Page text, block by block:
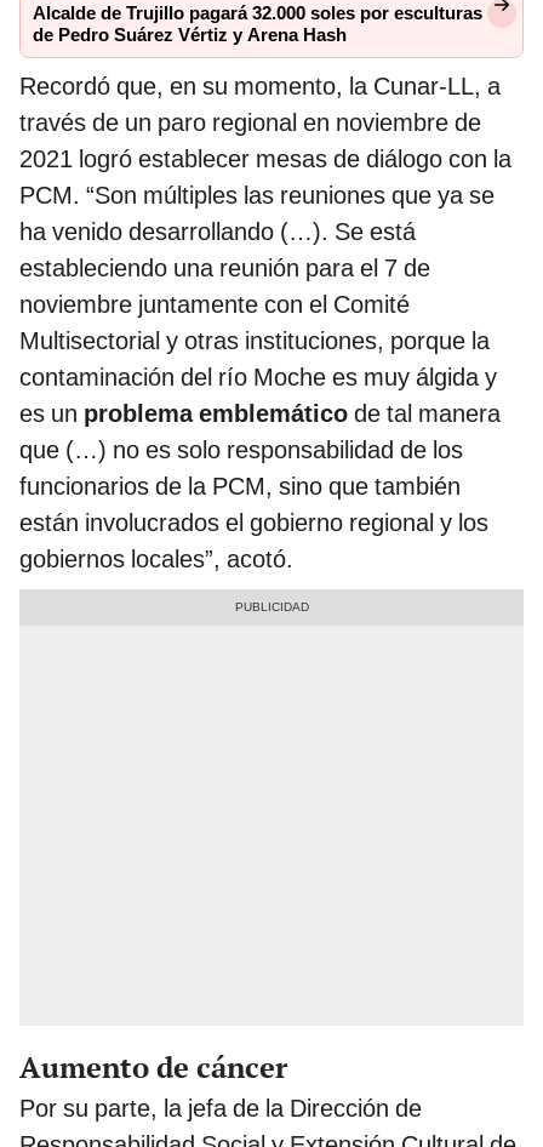
Alcalde de Trujillo pagará 32.000 soles por esculturas
de Pedro Suárez Vértiz y Arena Hash
Recordó que, en su momento, la Cunar-LL, a
través de un paro regional en noviembre de
2021 logró establecer mesas de diálogo con la
PCM. “Son múltiples las reuniones que ya se
ha venido desarrollando (…). Se está
estableciendo una reunión para el 7 de
noviembre juntamente con el Comité
Multisectorial y otras instituciones, porque la
contaminación del río Moche es muy álgida y
es un problema emblemático de tal manera
que (…) no es solo responsabilidad de los
funcionarios de la PCM, sino que también
están involucrados el gobierno regional y los
gobiernos locales”, acotó.
Aumento de cáncer
Por su parte, la jefa de la Dirección de